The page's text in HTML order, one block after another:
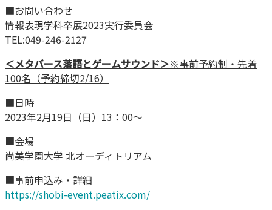
■お問い合わせ
情報表現学科卒展2023実行委員会
TEL:049-246-2127
＜メタバース落語とゲームサウンド＞※事前予約制・先着
100名（予約締切2/16）
■日時
2023年2月19日（日）13：00～
■会場
尚美学園大学 北オーディトリアム
■事前申込み・詳細
https://shobi-event.peatix.com/